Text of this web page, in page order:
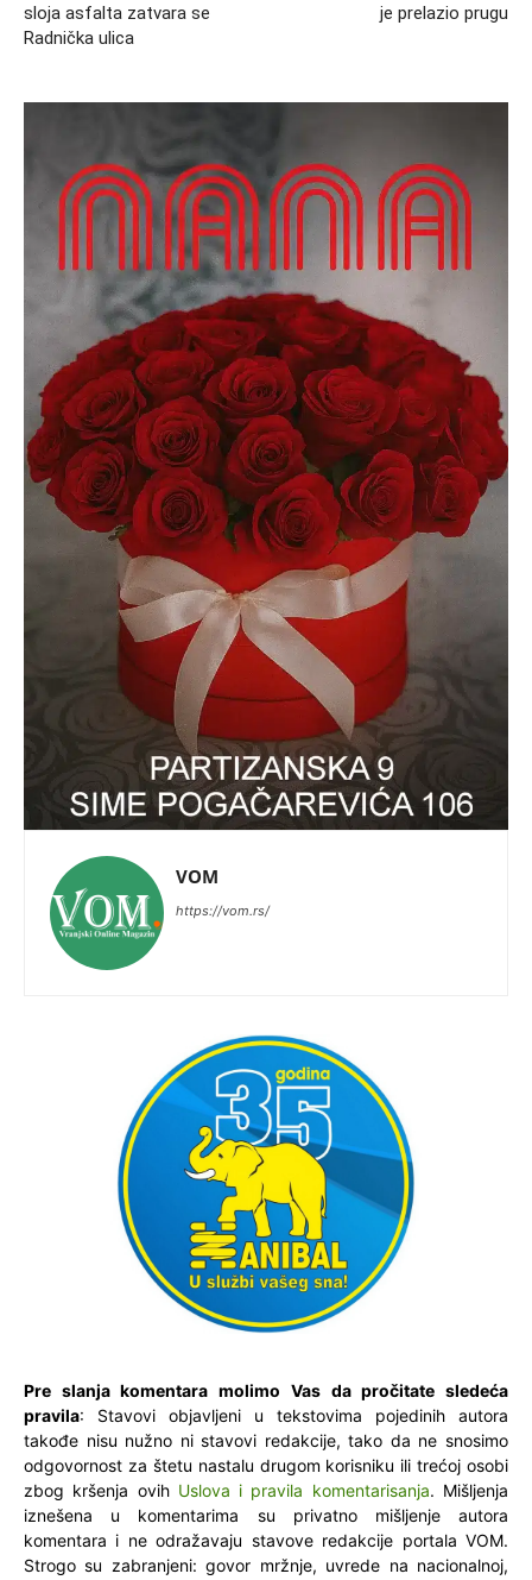
sloja asfalta zatvara se
Radnička ulica
je prelazio prugu
VOM
https://vom.rs/
Pre slanja komentara molimo Vas da pročitate sledeća
pravila: Stavovi objavljeni u tekstovima pojedinih autora
takođe nisu nužno ni stavovi redakcije, tako da ne snosimo
odgovornost za štetu nastalu drugom korisniku ili trećoj osobi
zbog kršenja ovih Uslova i pravila komentarisanja. Mišljenja
iznešena u komentarima su privatno mišljenje autora
komentara i ne odražavaju stavove redakcije portala VOM.
Strogo su zabranjeni: govor mržnje, uvrede na nacionalnoj,